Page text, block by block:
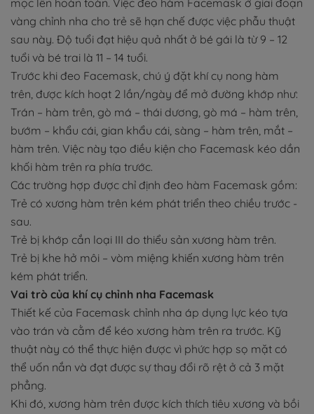
mọc lên hoàn toàn. Việc đeo hàm Facemask ở giai đoạn
vàng chỉnh nha cho trẻ sẽ hạn chế được việc phẫu thuật
sau này. Độ tuổi đạt hiệu quả nhất ở bé gái là từ 9 – 12
tuổi và bé trai là 11 – 14 tuổi.
Trước khi đeo Facemask, chú ý đặt khí cụ nong hàm
trên, được kích hoạt 2 lần/ngày để mở đường khớp như:
Trán – hàm trên, gò má – thái dương, gò má – hàm trên,
bướm – khẩu cái, gian khẩu cái, sàng – hàm trên, mắt –
hàm trên. Việc này tạo điều kiện cho Facemask kéo dần
khối hàm trên ra phía trước.
Các trường hợp được chỉ định đeo hàm Facemask gồm:
Trẻ có xương hàm trên kém phát triển theo chiều trước -
sau.
Trẻ bị khớp cắn loại III do thiểu sản xương hàm trên.
Trẻ bị khe hở môi – vòm miệng khiến xương hàm trên
kém phát triển.
Vai trò của khí cụ chỉnh nha Facemask
Thiết kế của Facemask chỉnh nha áp dụng lực kéo tựa
vào trán và cằm để kéo xương hàm trên ra trước. Kỹ
thuật này có thể thực hiện được vì phức hợp sọ mặt có
thể uốn nắn và đạt được sự thay đổi rõ rệt ở cả 3 mặt
phẳng.
Khi đó, xương hàm trên được kích thích tiêu xương và bồi